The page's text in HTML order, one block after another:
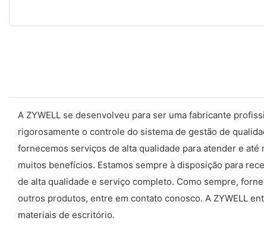
A ZYWELL se desenvolveu para ser uma fabricante
rigorosamente o controle do sistema de gestão de
fornecemos serviços de alta qualidade para atender e
muitos benefícios. Estamos sempre à disposição para
de alta qualidade e serviço completo. Como sempre,
outros produtos, entre em contato conosco. A ZYWELL
materiais de escritório.